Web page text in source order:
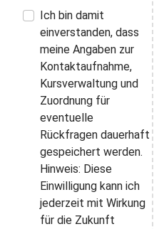
Ich bin damit
einverstanden, dass
meine Angaben zur
Kontaktaufnahme,
Kursverwaltung und
Zuordnung für
eventuelle
Rückfragen dauerhaft
gespeichert werden.
Hinweis: Diese
Einwilligung kann ich
jederzeit mit Wirkung
für die Zukunft